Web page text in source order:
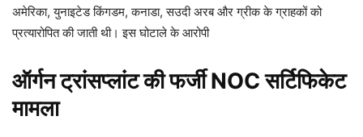
अमेरिका, युनाइटेड किंगडम, कनाडा, सउदी अरब और ग्रीक के ग्राहकों को
प्रत्यारोपित की जाती थी। इस घोटाले के आरोपी
ऑर्गन ट्रांसप्लांट की फर्जी NOC सर्टिफिकेट
मामला